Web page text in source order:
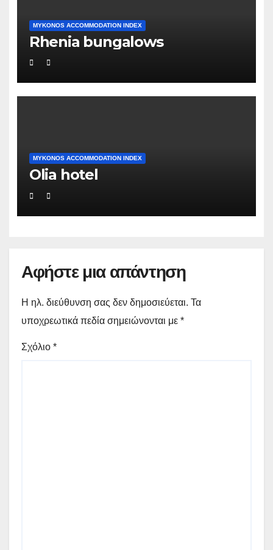
MYKONOS ACCOMMODATION INDEX
Rhenia bungalows
MYKONOS ACCOMMODATION INDEX
Olia hotel
Αφήστε μια απάντηση
Η ηλ. διεύθυνση σας δεν δημοσιεύεται. Τα
υποχρεωτικά πεδία σημειώνονται με *
Σχόλιο *